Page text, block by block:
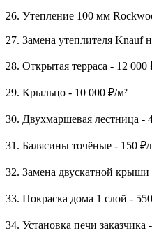
26. Утепление 100 мм
27. Замена утеплителя Knauf
28. Открытая терраса - 12 000
29. Крыльцо - 10 000 ₽/м²
30. Двухмаршевая лестница -
31. Балясины точёные - 150
32. Замена двускатной
33. Покраска дома 1 слой -
34. Установка печи заказчика